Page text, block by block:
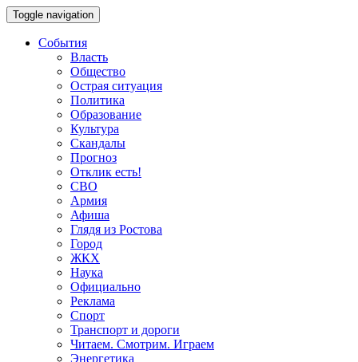
Toggle navigation
События
Власть
Общество
Острая ситуация
Политика
Образование
Культура
Скандалы
Прогноз
Отклик есть!
СВО
Армия
Афиша
Глядя из Ростова
Город
ЖКХ
Наука
Официально
Реклама
Спорт
Транспорт и дороги
Читаем. Смотрим. Играем
Энергетика